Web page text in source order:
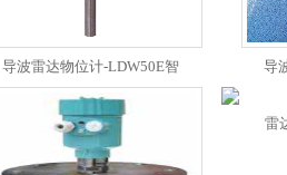
导波雷达物位计-LDW50E智 导
雷